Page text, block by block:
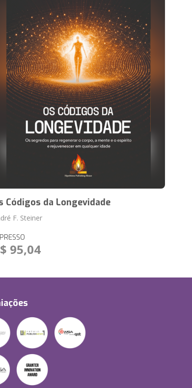
Códigos da Longevidade
F. Steiner
95,04